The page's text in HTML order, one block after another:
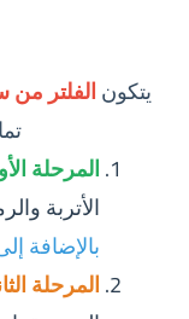
يتكونالفلتر
المرحلة
الأتربة
بالإضافة
المرحلة